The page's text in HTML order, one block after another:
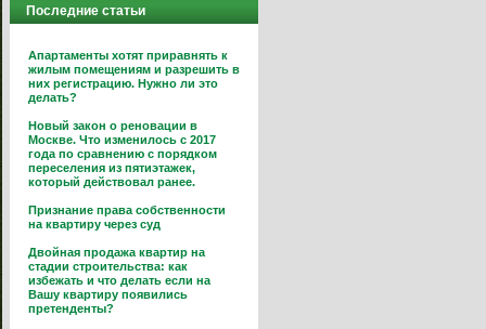
Последние статьи
Апартаменты хотят приравнять к
жилым помещениям и разрешить в
них регистрацию. Нужно ли это
делать?
Новый закон о реновации в
Москве. Что изменилось с 2017
года по сравнению с порядком
переселения из пятиэтажек,
который действовал ранее.
Признание права собственности
на квартиру через суд
Двойная продажа квартир на
стадии строительства: как
избежать и что делать если на
Вашу квартиру появились
претенденты?